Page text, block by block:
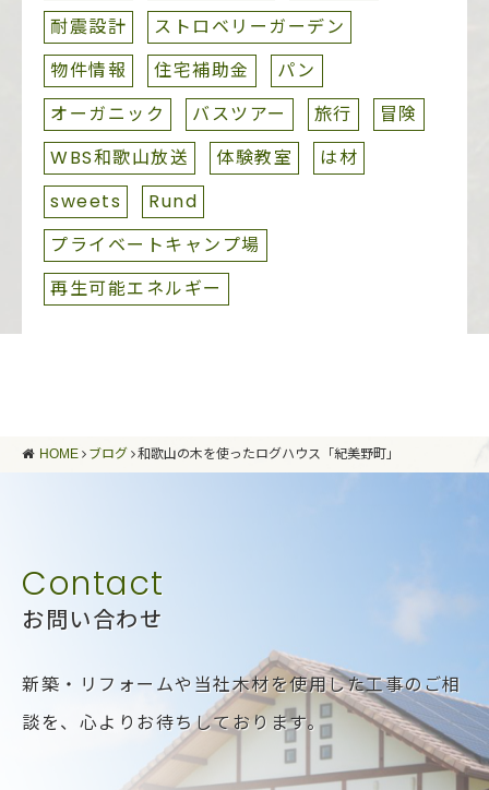
耐震設計
ストロベリーガーデン
物件情報
住宅補助金
パン
オーガニック
バスツアー 旅行
冒険
WBS和歌山放送
体験教室
は材
sweets
Rund
プライベートキャンプ場
再生可能エネルギー
HOME ブログ 和歌山の木を使ったログハウス「紀美野町」
お問い合わせ
新築・リフォームや当社木材を使用した工事のご相
談を、 心よりお待ちしております。